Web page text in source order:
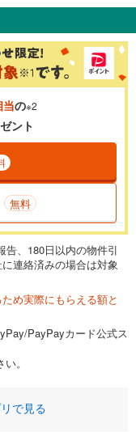
％
す。多くの金融機関
います。
万円
4,198万円
を入力してくださ
です。
万円
当の※2
ント
無料
告、180日以内の物件引
連絡済みの場合は対象
め実際にもらえる額と
PayPayカード公式ス
。
で見る